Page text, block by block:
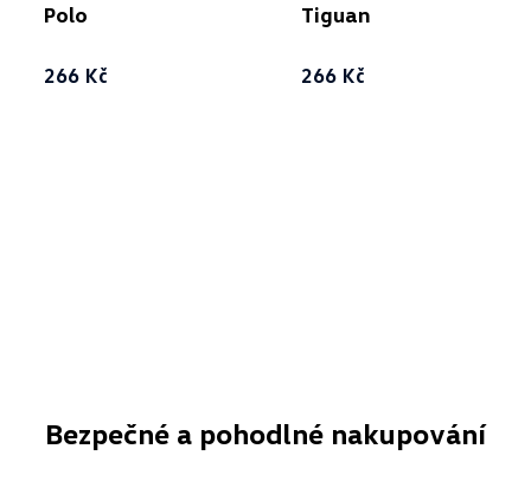
Polo
266 Kč
Tiguan
266 Kč
Bezpečné a pohodlné nakupování